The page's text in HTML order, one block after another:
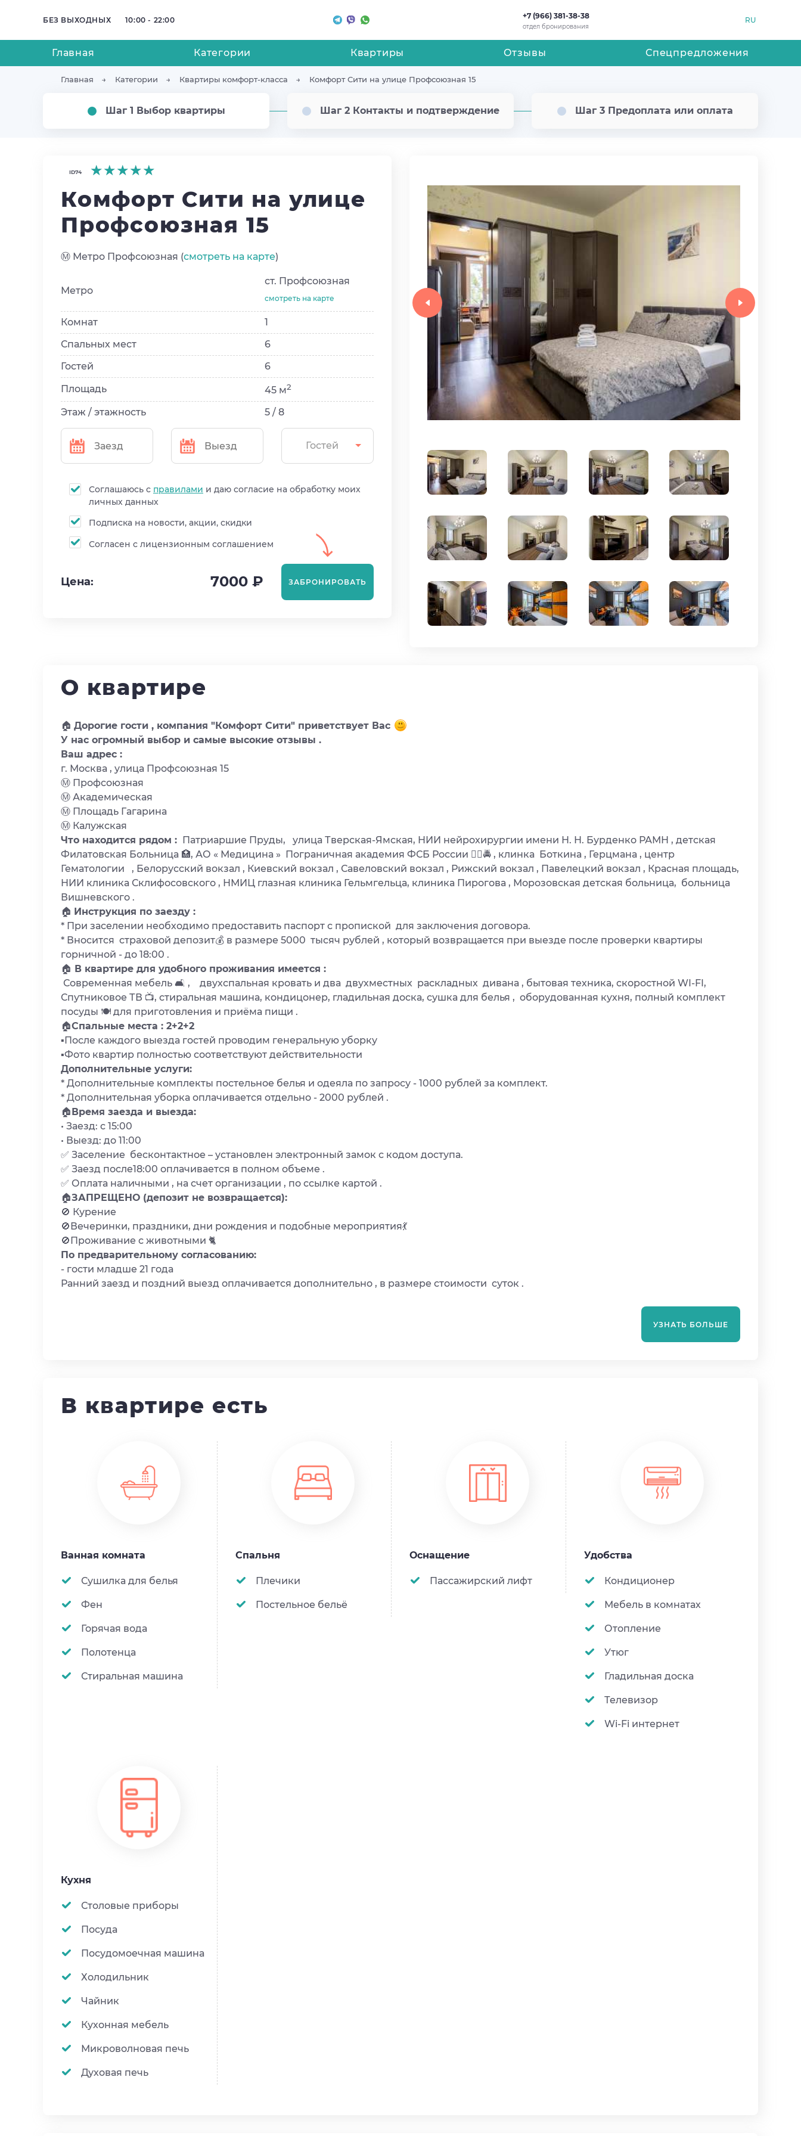
БЕЗ ВЫХОДНЫХ 10:00 - 22:00 +7 (966) 381-38-38
отдел бронирования
RU
Главная Категории Квартиры Отзывы Спецпредложения
Главная Категории Квартиры комфорт-класса Комфорт Сити на улице Профсоюзная 15
Шаг 1 Выбор квартиры Шаг 2 Контакты и подтверждение Шаг 3 Предоплата или оплата
ID74 ★★★★★
★★★★★
★★★★★
Комфорт Сити на улице
Профсоюзная 15
Ⓜ️ Метро Профсоюзная (смотреть на карте)
Метро
ст. Профсоюзная
смотреть на карте
Комнат
1
Спальных мест
6
Гостей
6
Площадь
45 м2
Этаж / этажность 5 / 8
Гостей
Соглашаюсь с правилами и даю согласие на обработку моих
личных данных
Подписка на новости, акции, скидки
Согласен с лицензионным соглашением
Цена: 7000 ₽ ЗАБРОНИРОВАТЬ
О квартире
🏠 Дорогие гости , компания "Комфорт Сити" приветствует Вас
У нас огромный выбор и самые высокие отзывы .
Ваш адрес :
г. Москва , улица Профсоюзная 15
Ⓜ️ Профсоюзная
Ⓜ️ Академическая
Ⓜ️ Площадь Гагарина
Ⓜ️ Калужская
Что находится рядом : Патриаршие Пруды, улица Тверская-Ямская, НИИ нейрохирургии имени Н. Н. Бурденко РАМН , детская
Филатовская Больница 🏥, АО « Медицина » Пограничная академия ФСБ России 👮‍♂️🚔 , клинка Боткина , Герцмана , центр
Гематологии , Белорусский вокзал , Киевский вокзал , Савеловский вокзал , Рижский вокзал , Павелецкий вокзал , Красная площадь,
НИИ клиника Склифосовского , НМИЦ глазная клиника Гельмгельца, клиника Пирогова , Морозовская детская больница, больница
Вишневского .
🏠 Инструкция по заезду :
* При заселении необходимо предоставить паспорт с пропиской для заключения договора.
* Вносится страховой депозит💰 в размере 5000 тысяч рублей , который возвращается при выезде после проверки квартиры
горничной - до 18:00 .
🏠 В квартире для удобного проживания имеется :
Современная мебель 🛋 , двухспальная кровать и два двухместных раскладных дивана , бытовая техника, скоростной WI-FI,
Спутниковое ТВ 📺, стиральная машина, кондицонер, гладильная доска, сушка для белья , оборудованная кухня, полный комплект
посуды 🍽 для приготовления и приёма пищи .
🏠Спальные места : 2+2+2
▪️После каждого выезда гостей проводим генеральную уборку
▪️Фото квартир полностью соответствуют действительности
Дополнительные услуги:
* Дополнительные комплекты постельное белья и одеяла по запросу - 1000 рублей за комплект.
* Дополнительная уборка оплачивается отдельно - 2000 рублей .
🏠Время заезда и выезда:
• Заезд: с 15:00
• Выезд: до 11:00
✅ Заселение бесконтактное – установлен электронный замок с кодом доступа.
✅ Заезд после18:00 оплачивается в полном объеме .
✅ Оплата наличными , на счет организации , по ссылке картой .
🏠ЗАПРЕЩЕНО (депозит не возвращается):
🚫 Курение
🚫Вечеринки, праздники, дни рождения и подобные мероприятия💃
🚫Проживание с животными 🐈
По предварительному согласованию:
- гости младше 21 года
Ранний заезд и поздний выезд оплачивается дополнительно , в размере стоимости суток .
УЗНАТЬ БОЛЬШЕ
В квартире есть
Ванная комната
Сушилка для белья
Фен
Горячая вода
Полотенца
Стиральная машина
Спальня
Плечики
Постельное бельё
Оснащение
Пассажирский лифт
Удобства
Кондиционер
Мебель в комнатах
Отопление
Утюг
Гладильная доска
Телевизор
Wi-Fi интернет
Кухня
Столовые приборы
Посуда
Посудомоечная машина
Холодильник
Чайник
Кухонная мебель
Микроволновая печь
Духовая печь